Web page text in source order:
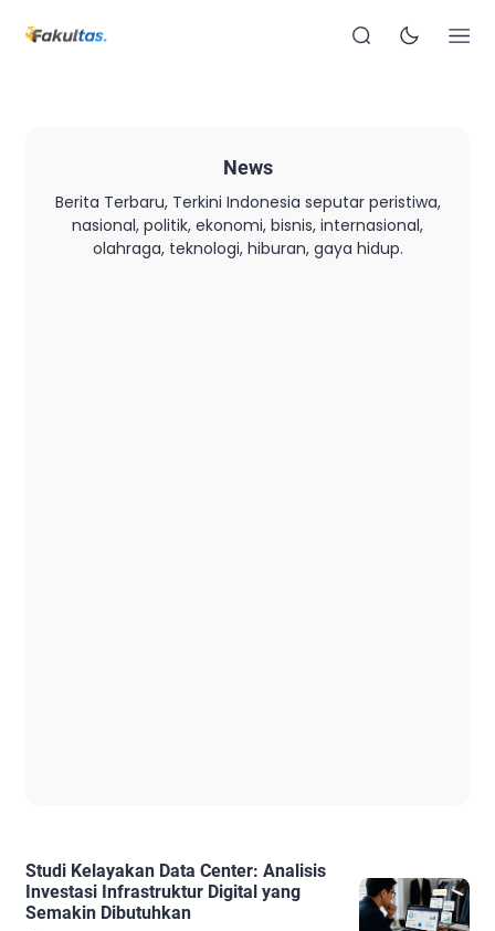
News
Berita Terbaru, Terkini Indonesia seputar peristiwa,
nasional, politik, ekonomi, bisnis, internasional,
olahraga, teknologi, hiburan, gaya hidup.
Studi Kelayakan Data Center: Analisis
Investasi Infrastruktur Digital yang
Semakin Dibutuhkan